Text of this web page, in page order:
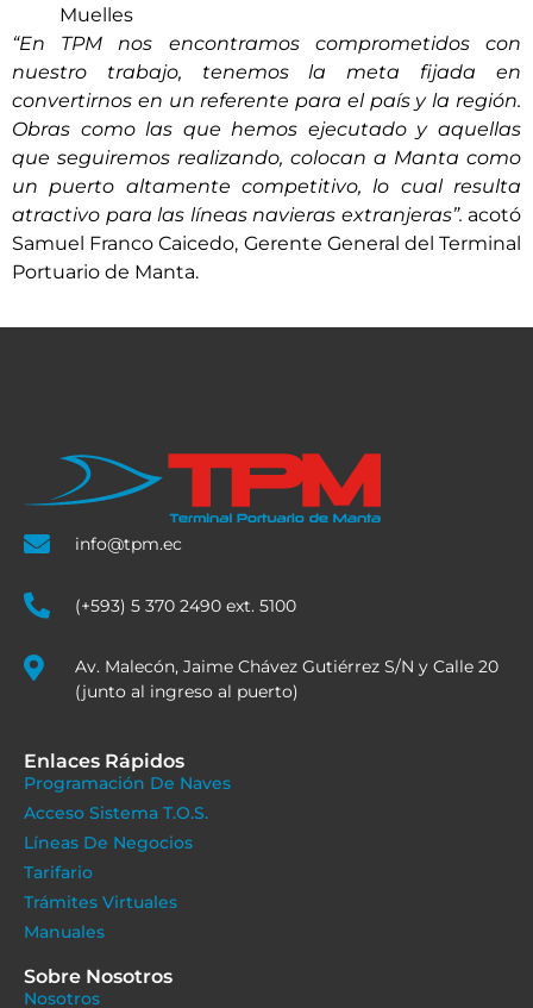
Muelles
“En TPM nos encontramos comprometidos con
nuestro trabajo, tenemos la meta fijada en
convertirnos en un referente para el país y la región.
Obras como las que hemos ejecutado y aquellas
que seguiremos realizando, colocan a Manta como
un puerto altamente competitivo, lo cual resulta
atractivo para las líneas navieras extranjeras”. acotó
Samuel Franco Caicedo, Gerente General del Terminal
Portuario de Manta.
info@tpm.ec
(+593) 5 370 2490 ext. 5100
Av. Malecón, Jaime Chávez Gutiérrez S/N y Calle 20
(junto al ingreso al puerto)
Enlaces Rápidos
Programación De Naves
Acceso Sistema T.O.S.
Líneas De Negocios
Tarifario
Trámites Virtuales
Manuales
Sobre Nosotros
Nosotros